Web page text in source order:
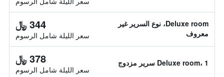
Deluxe room، نوع السرير غير
معروف
344 ﷼
سعر الليلة شامل الرسوم
Deluxe room، 1 سرير مزدوج 378 ﷼
سعر الليلة شامل الرسوم